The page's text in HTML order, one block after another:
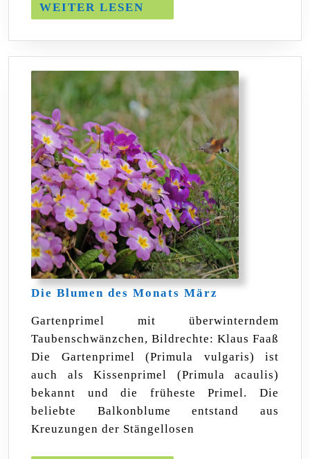
WEITER LESEN
Die Blumen des Monats März
Die
Monats
März
Gartenprimel mit überwinterndem
Taubenschwänzchen, Bildrechte: Klaus Faaß
Die Gartenprimel (Primula vulgaris) ist
auch als Kissenprimel (Primula acaulis)
bekannt und die früheste Primel. Die
beliebte Balkonblume entstand aus
Kreuzungen der Stängellosen